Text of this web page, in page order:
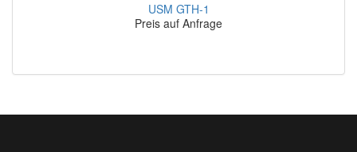
USM GTH-1
Preis auf Anfrage